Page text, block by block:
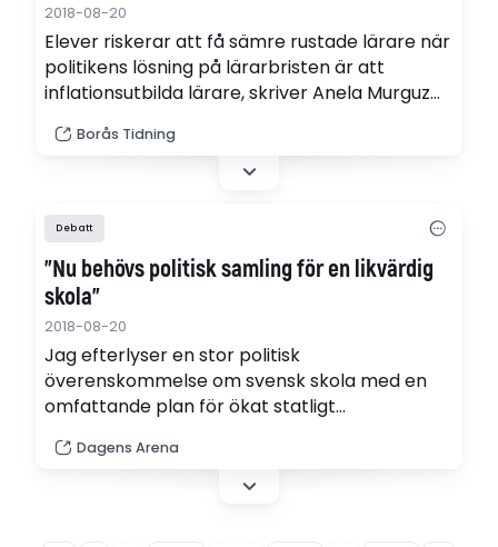
2018-08-20
Elever riskerar att få sämre rustade lärare när
politikens lösning på lärarbristen är att
inflationsutbilda lärare, skriver Anela Murguz
Borås Tidning
Debatt
"Nu behövs politisk samling för en likvärdig
skola"
2018-08-20
Jag efterlyser en stor politisk
överenskommelse om svensk skola med en
omfattande plan för ökat statligt
Riksförbund.
Dagens Arena